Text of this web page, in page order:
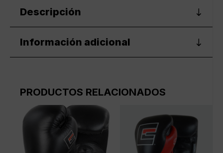
Descripción
Información adicional
PRODUCTOS RELACIONADOS